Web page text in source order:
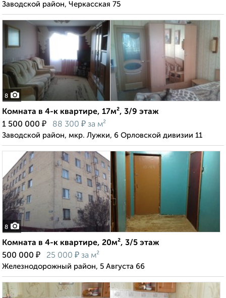
Заводской район, Черкасская 75
8
Комната в 4-к квартире, 17м², 3/9 этаж
1 500 000 ₽ 88 300 ₽ за м²
Заводской район, мкр. Лужки, 6 Орловской дивизии 11
8
Комната в 4-к квартире, 20м², 3/5 этаж
500 000 ₽ 25 000 ₽ за м²
Железнодорожный район, 5 Августа 66